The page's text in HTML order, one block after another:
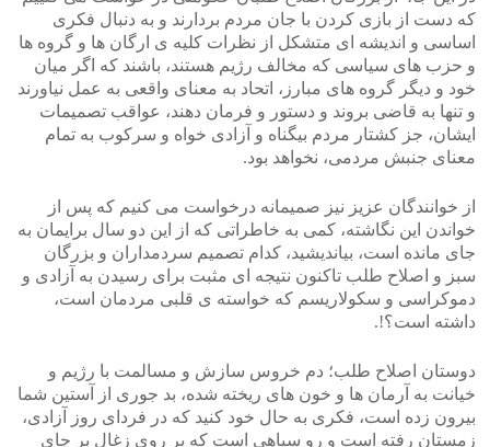
که دست از بازی کردن با جان مردم بردارند و به دنبال فکری
اساسی و اندیشه ای متشکل از نظرات کلیه ی ارگان ها و گروه ها
و حزب های سیاسی که مخالف رژیم هستند، باشند که اگر میان
خود و دیگر گروه های مبارز، اتحاد به معنای واقعی به عمل نیاورند
و تنها به قاضی بروند و دستور و فرمان دهند، عواقب تصمیمات
ایشان، جز کشتار مردم بیگناه و آزادی خواه و سرکوب به تمام
معنای جنبش مردمی، نخواهد بود.
از خوانندگان عزیز نیز صمیمانه درخواست می کنیم که پس از
خواندن این نگاشته، کمی به خاطراتی که از این دو سال برایمان به
جای مانده است، بیاندیشید، کدام تصمیم سردمداران و بزرگان
سبز و اصلاح طلب تاکنون نتیجه ای مثبت برای رسیدن به آزادی و
دموکراسی و سکولاریسم که خواسته ی قلبی مردمان است،
داشته است؟!.
دوستان اصلاح طلب؛ دم خروس سازش و مسالمت با رژیم و
خیانت به آرمان ها و خون های ریخته شده، بد جوری از آستین شما
بیرون زده است، فکری به حال خود کنید که در فردای روز آزادی،
زمستان رفته است و رو سیاهی است که بر روی زغال بر جای